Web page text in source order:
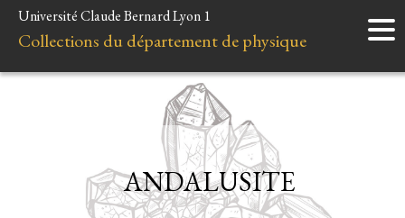
Accueil
Instruments
Liens et ressources
Université Claude Bernard Lyon 1
Collections du département de physique
ANDALUSITE